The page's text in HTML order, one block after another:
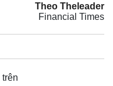
Theo Theleader
Financial Times